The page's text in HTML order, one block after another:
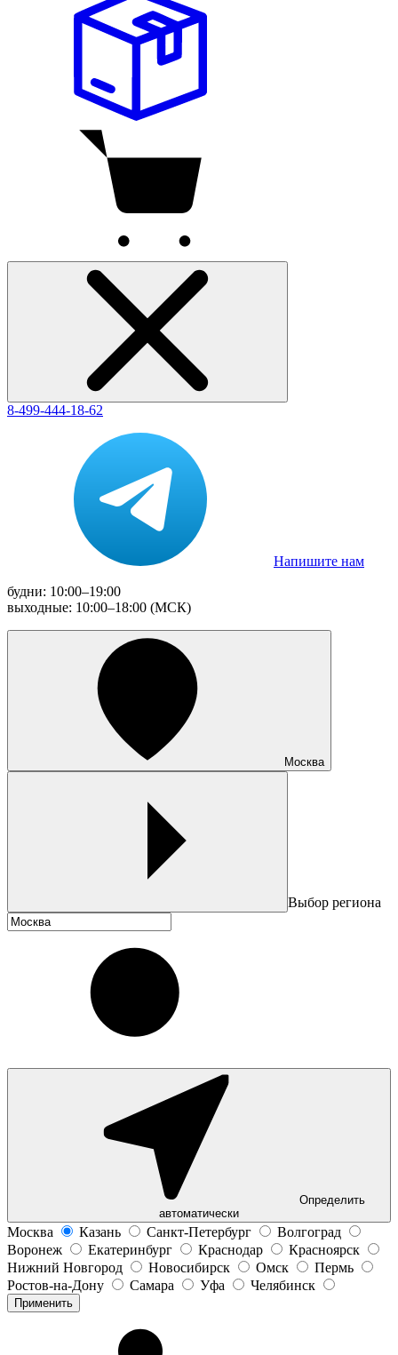
8-499-444-18-62
Напишите нам
будни: 10:00–19:00
выходные: 10:00–18:00 (МСК)
Москва
Выбор региона
Определить
автоматически
Москва Казань Санкт-Петербург
Волгоград
Воронеж
Екатеринбург Краснодар
Красноярск
Нижний Новгород
Новосибирск Омск
Пермь
Ростов-на-Дону
Самара Уфа Челябинск
Применить